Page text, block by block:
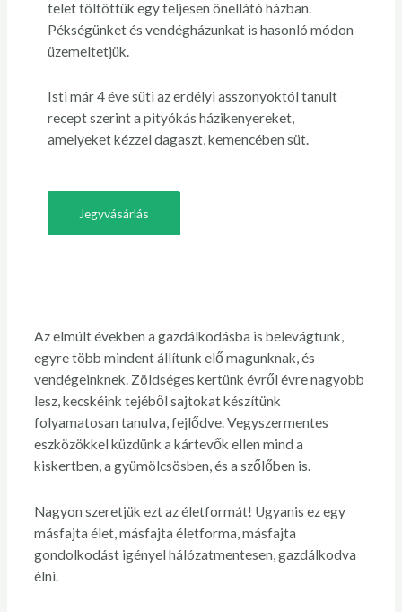
telet töltöttük egy teljesen önellátó házban.
Pékségünket és vendégházunkat is hasonló módon
üzemeltetjük.
Isti már 4 éve süti az erdélyi asszonyoktól tanult
recept szerint a pityókás házikenyereket,
amelyeket kézzel dagaszt, kemencében süt.
Jegyvásárlás
Az elmúlt években a gazdálkodásba is belevágtunk,
egyre több mindent állítunk elő magunknak, és
vendégeinknek. Zöldséges kertünk évről évre nagyobb
lesz, kecskéink tejéből sajtokat készítünk
folyamatosan tanulva, fejlődve. Vegyszermentes
eszközökkel küzdünk a kártevők ellen mind a
kiskertben, a gyümölcsösben, és a szőlőben is.
Nagyon szeretjük ezt az életformát! Ugyanis ez egy
másfajta élet, másfajta életforma, másfajta
gondolkodást igényel hálózatmentesen, gazdálkodva
élni.